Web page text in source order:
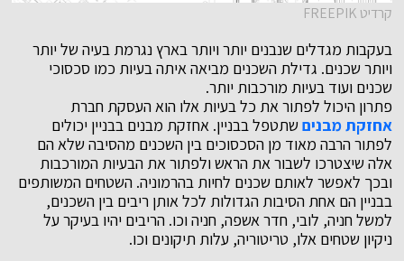
קרדיט FREEPIK
בעקבות מגדלים שנבנים יותר ויותר בארץ נגרמת בעיה של יותר
ויותר שכנים. גדילת השכנים מביאה איתה בעיות כמו סכסוכי
שכנים ועוד בעיות מורכבות יותר.
פתרון היכול לפתור את כל בעיות אלו הוא העסקת חברת
אחזקת מבניםשתטפל בבניין. אחזקת מבנים בבניין יכולים
לפתור הרבה מאוד מן הסכסוכים בין השכנים מהסיבה שלא הם
אלה שיצטרכו לשבור את הראש ולפתור את הבעיות המורכבות
ובכך לאפשר לאותם שכנים לחיות בהרמוניה. השטחים המשותפים
בבניין הם אחת הסיבות הגדולות לכל אותן ריבים בין השכנים,
למשל חניה, לובי, חדר אשפה, חניה וכו. הריבים יהיו בעיקר על
ניקיון שטחים אלו, טריטוריה, עלות תיקונים וכו.